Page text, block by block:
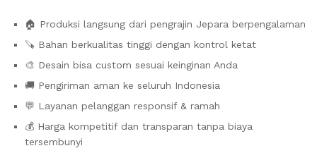
🏠 Produksi langsung dari pengrajin Jepara berpengalaman
🪚 Bahan berkualitas tinggi dengan kontrol ketat
🎨 Desain bisa custom sesuai keinginan Anda
🚚 Pengiriman aman ke seluruh Indonesia
💬 Layanan pelanggan responsif & ramah
💰 Harga kompetitif dan transparan tanpa biaya
tersembunyi